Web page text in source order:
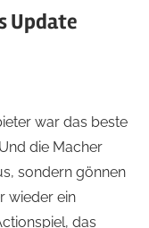
Update
,
Actionspiele,
war das beste
die Macher
sondern gönnen
wieder ein
das